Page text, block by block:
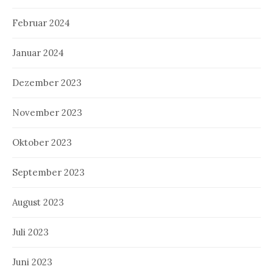
Februar 2024
Januar 2024
Dezember 2023
November 2023
Oktober 2023
September 2023
August 2023
Juli 2023
Juni 2023